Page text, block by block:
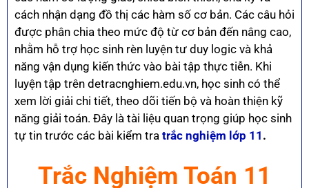
cách nhận dạng đồ thị các hàm số cơ bản. Các câu hỏi
được phân chia theo mức độ từ cơ bản đến nâng cao,
nhằm hỗ trợ học sinh rèn luyện tư duy logic và khả
năng vận dụng kiến thức vào bài tập thực tiễn. Khi
luyện tập trên detracnghiem.edu.vn, học sinh có thể
xem lời giải chi tiết, theo dõi tiến bộ và hoàn thiện kỹ
năng giải toán. Đây là tài liệu quan trọng giúp học sinh
tự tin trước các bài kiểm tra trắc nghiệm lớp 11 .
Trắc Nghiệm Toán 11